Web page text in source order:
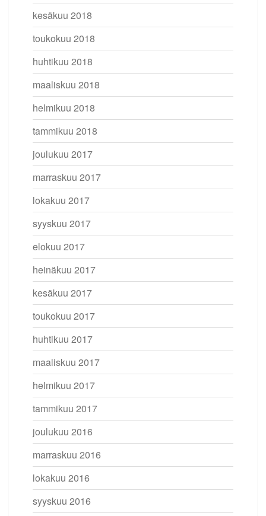
kesäkuu 2018
toukokuu 2018
huhtikuu 2018
maaliskuu 2018
helmikuu 2018
tammikuu 2018
joulukuu 2017
marraskuu 2017
lokakuu 2017
syyskuu 2017
elokuu 2017
heinäkuu 2017
kesäkuu 2017
toukokuu 2017
huhtikuu 2017
maaliskuu 2017
helmikuu 2017
tammikuu 2017
joulukuu 2016
marraskuu 2016
lokakuu 2016
syyskuu 2016